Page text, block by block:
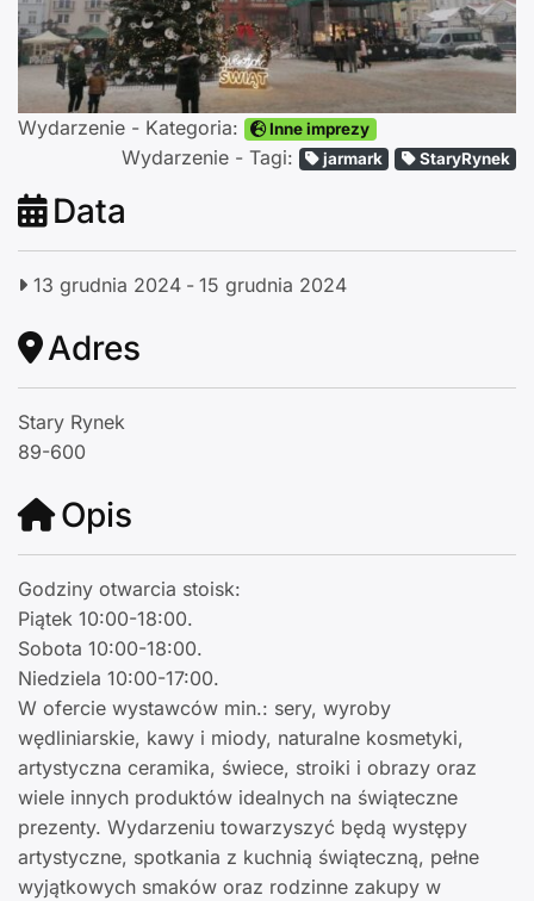
Wydarzenie - Kategoria: Inne imprezy
Wydarzenie - Tagi: jarmark StaryRynek
Data
13 grudnia 2024 - 15 grudnia 2024
Adres
Stary Rynek
89-600
Opis
Godziny otwarcia stoisk:
Piątek 10:00-18:00.
Sobota 10:00-18:00.
Niedziela 10:00-17:00.
W ofercie wystawców min.: sery, wyroby
wędliniarskie, kawy i miody, naturalne kosmetyki,
artystyczna ceramika, świece, stroiki i obrazy oraz
wiele innych produktów idealnych na świąteczne
prezenty. Wydarzeniu towarzyszyć będą występy
artystyczne, spotkania z kuchnią świąteczną, pełne
wyjątkowych smaków oraz rodzinne zakupy w